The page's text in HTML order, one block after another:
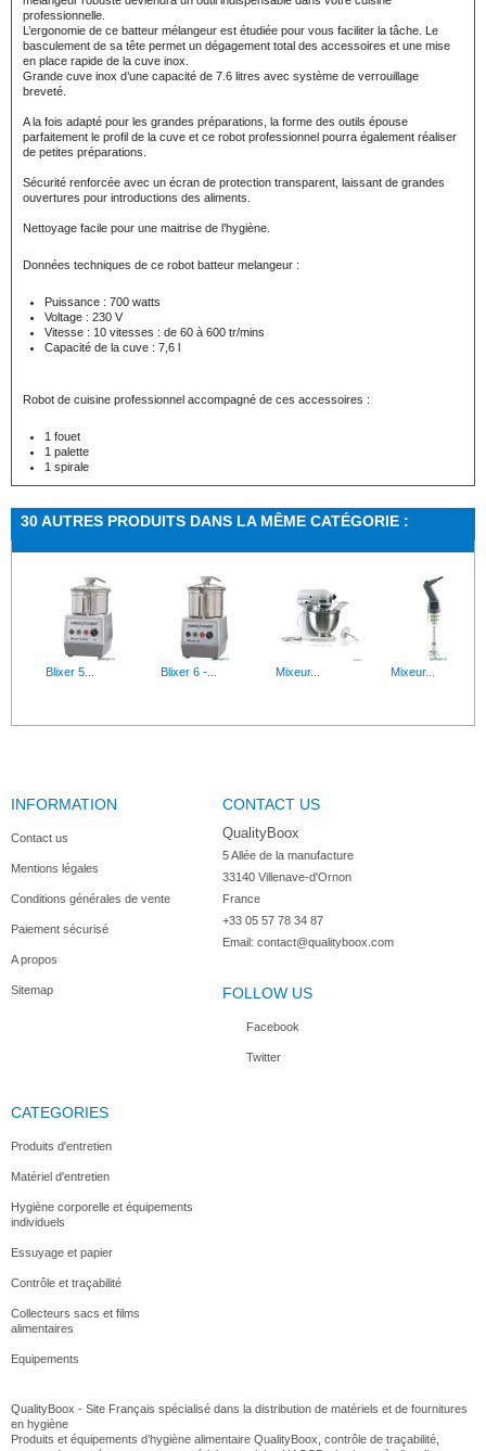
professionnelle.
L’ergonomie de ce batteur mélangeur est étudiée pour vous faciliter la tâche. Le
basculement de sa tête permet un dégagement total des accessoires et une mise
en place rapide de la cuve inox.
Grande cuve inox d’une capacité de 7.6 litres avec système de verrouillage
breveté.
A la fois adapté pour les grandes préparations, la forme des outils épouse
parfaitement le profil de la cuve et ce robot professionnel pourra également réaliser
de petites préparations.
Sécurité renforcée avec un écran de protection transparent, laissant de grandes
ouvertures pour introductions des aliments.
Nettoyage facile pour une maitrise de l’hygiène.
Données techniques de ce robot batteur melangeur :
Puissance : 700 watts
Voltage : 230 V
Vitesse : 10 vitesses : de 60 à 600 tr/mins
Capacité de la cuve : 7,6 l
Robot de cuisine professionnel accompagné de ces accessoires :
1 fouet
1 palette
1 spirale
30 AUTRES PRODUITS DANS LA MÊME CATÉGORIE :
Blixer 5... Blixer 6 -... Mixeur... Mixeur...
Mixeur... Centrifugeu... Blenders...
Robot... Rabot pour... Robot coupe...
Robot...
INFORMATION
Contact us
Mentions légales
Conditions générales de vente
Paiement sécurisé
A propos
Sitemap
CONTACT US
QualityBoox
5 Allée de la manufacture
33140 Villenave-d'Ornon
France
+33 05 57 78 34 87
Email: contact@qualityboox.com
FOLLOW US
Facebook
Twitter
CATEGORIES
Produits d'entretien
Matériel d'entretien
Hygiène corporelle et équipements
individuels
Essuyage et papier
Contrôle et traçabilité
Collecteurs sacs et films
alimentaires
Equipements
QualityBoox - Site Français spécialisé dans la distribution de matériels et de fournitures
en hygiène
Produits et équipements d’hygiène alimentaire QualityBoox, contrôle de traçabilité,